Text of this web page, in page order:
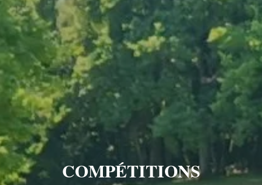
COMPÉTITIONS